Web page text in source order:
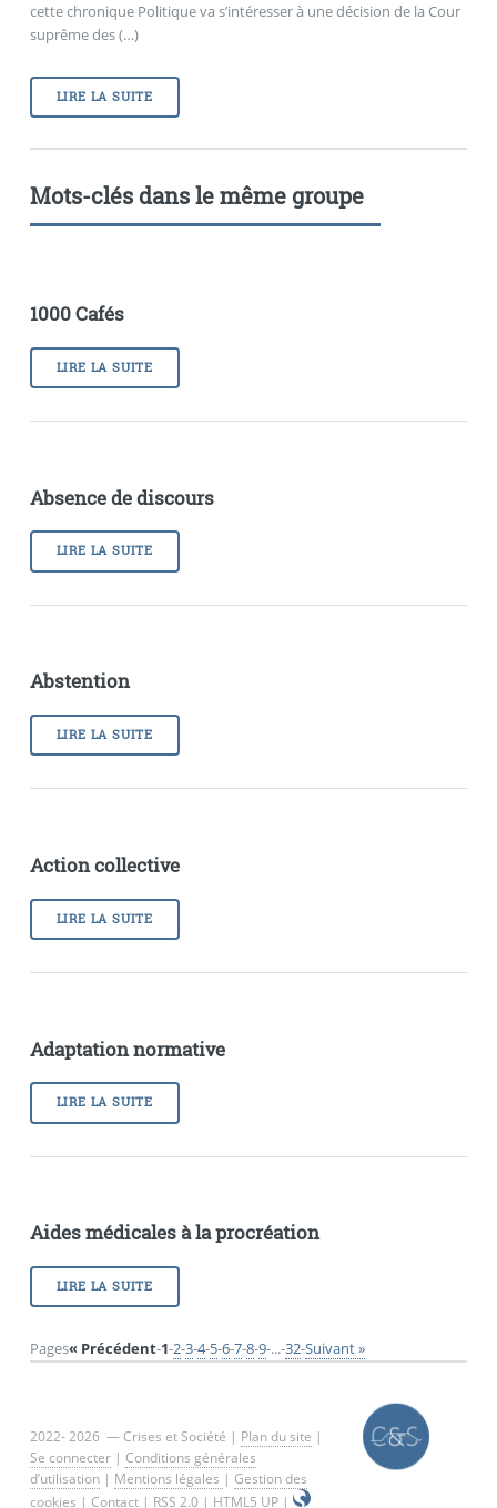
cette chronique Politique va s’intéresser à une décision de la Cour
suprême des (…)
LIRE LA SUITE
Mots-clés dans le même groupe
1000 Cafés
LIRE LA SUITE
Absence de discours
LIRE LA SUITE
Abstention
LIRE LA SUITE
Action collective
LIRE LA SUITE
Adaptation normative
LIRE LA SUITE
Aides médicales à la procréation
LIRE LA SUITE
Pages« Précédent-1-2-3-4-5-6-7-8-9-...-32-Suivant »
2022- 2026 — Crises et Société | Plan du site |
Se connecter| Conditions générales
d’utilisation| Mentions légales | Gestion des
cookies | Contact| RSS 2.0| HTML5 UP|